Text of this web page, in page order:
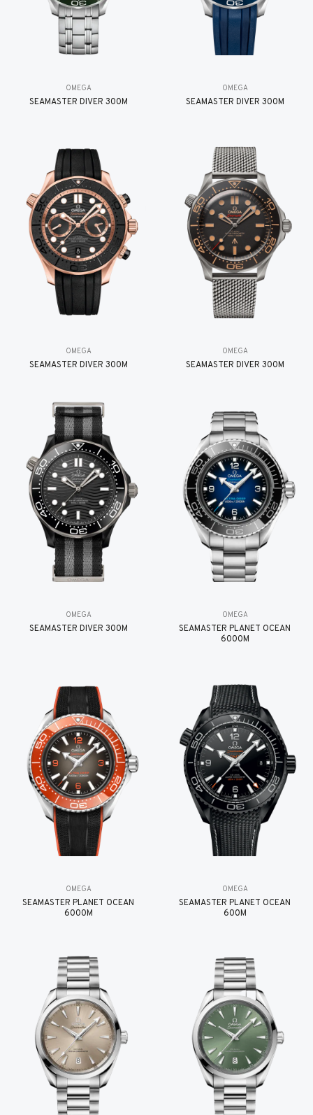
OMEGA
SEAMASTER DIVER 300M
OMEGA
SEAMASTER DIVER 300M
OMEGA
SEAMASTER DIVER 300M
OMEGA
SEAMASTER DIVER 300M
OMEGA
SEAMASTER DIVER 300M
OMEGA
SEAMASTER PLANET OCEAN
6000M
OMEGA
SEAMASTER PLANET OCEAN
6000M
OMEGA
SEAMASTER PLANET OCEAN
600M